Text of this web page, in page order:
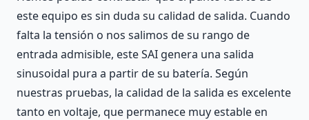
este equipo es sin duda su calidad de salida. Cuando
falta la tensión o nos salimos de su rango de
entrada admisible, este SAI genera una salida
sinusoidal pura a partir de su batería. Según
nuestras pruebas, la calidad de la salida es excelente
tanto en voltaje, que permanece muy estable en